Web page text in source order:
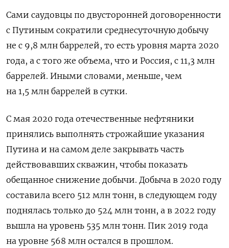
Сами саудовцы по двусторонней договоренности
с Путиным сократили среднесуточную добычу
не с 9,8 млн баррелей, то есть уровня марта 2020
года, а с того же объема, что и Россия, с 11,3 млн
баррелей. Иными словами, меньше, чем
на 1,5 млн баррелей в сутки.
С мая 2020 года отечественные нефтяники
принялись выполнять строжайшие указания
Путина и на самом деле закрывать часть
действовавших скважин, чтобы показать
обещанное снижение добычи. Добыча в 2020 году
составила всего 512 млн тонн, в следующем году
поднялась только до 524 млн тонн, а в 2022 году
вышла на уровень 535 млн тонн. Пик 2019 года
на уровне 568 млн остался в прошлом.